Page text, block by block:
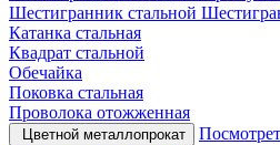
Шестигранник стальной
Катанка стальная
Квадрат стальной
Обечайка
Поковка стальная
Проволока отожженная
Цветной металлопрокат